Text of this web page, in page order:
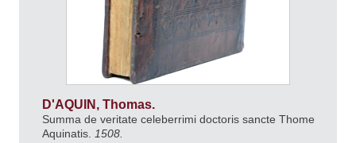
D'AQUIN, Thomas.
Summa de veritate celeberrimi doctoris sancte Thome
Aquinatis.
1508.